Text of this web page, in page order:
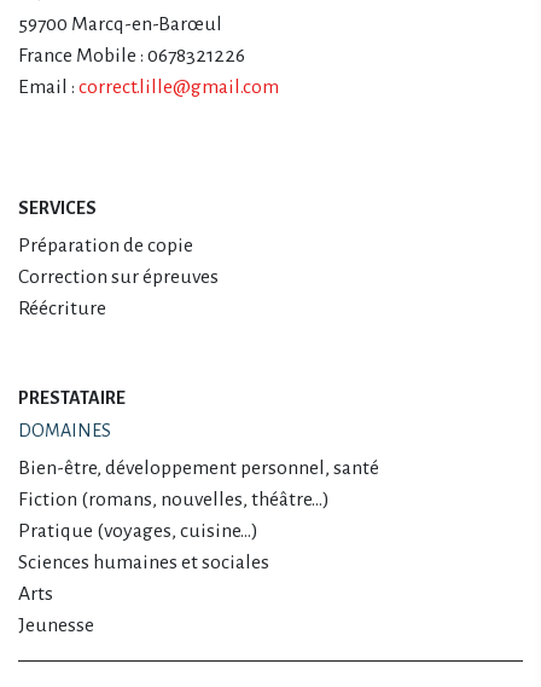
59700 Marcq-en-Barœul
France Mobile : 0678321226
Email : correct.lille@gmail.com
SERVICES
Préparation de copie
Correction sur épreuves
Réécriture
PRESTATAIRE
DOMAINES
Bien-être, développement personnel, santé
Fiction (romans, nouvelles, théâtre…)
Pratique (voyages, cuisine…)
Sciences humaines et sociales
Arts
Jeunesse